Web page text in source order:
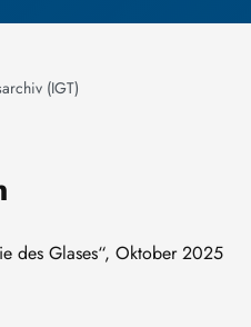
(IGT)
des Glases“, Oktober 2025